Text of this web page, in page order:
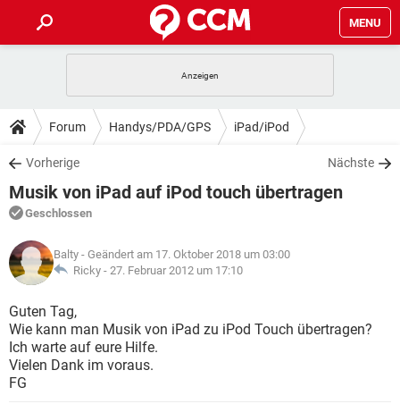
MENU
ANDROID IOS
WINDOWS 10
WHATSAPP TIKTOK
FACEBOOK
TIPPS & TRICKS
SPIELE STREAMING
WINDOWS 10
WHATSAPP
FACEBOOK HARDWARE
DOWNLOADS
SPIELE STREAMING
ANDROID
WINDOWS 10 INSTAGRAM
WHATSAPP
FACEBOOK
FORUM
SPIELE
ANDROID IOS
WHATSAPP TIKTOK
FACEBOOK
LEXIKON
SPIELE
ANDROID
WINDOWS 10
WHATSAPP
Forum Handys/PDA/GPS iPad/iPod
Vorherige Nächste
Musik von iPad auf iPod touch übertragen
Geschlossen
Balty - Geändert am 17. Oktober 2018 um 03:00
Ricky - 27. Februar 2012 um 17:10
Guten Tag,
Wie kann man Musik von iPad zu iPod Touch übertragen?
Ich warte auf eure Hilfe.
Vielen Dank im voraus.
FG